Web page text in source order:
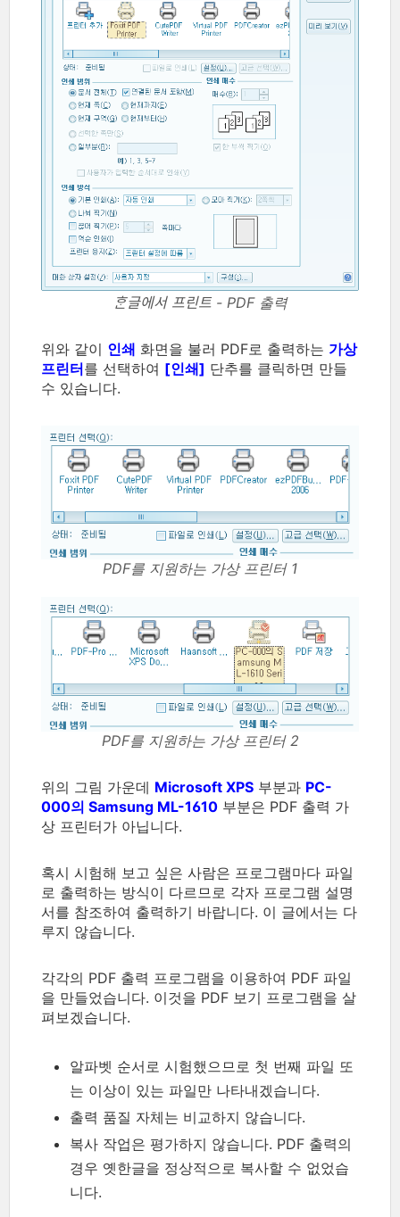
ᄒᆞᆫ글에서 프린트 - PDF 출력
위와 같이 인쇄 화면을 불러 PDF로 출력하는 가상
프린터를 선택하여 [인쇄] 단추를 클릭하면 만들
수 있습니다.
PDF를 지원하는 가상 프린터 1
PDF를 지원하는 가상 프린터 2
위의 그림 가운데 Microsoft XPS 부분과 PC-
000의 Samsung ML-1610 부분은 PDF 출력 가
상 프린터가 아닙니다.
혹시 시험해 보고 싶은 사람은 프로그램마다 파일
로 출력하는 방식이 다르므로 각자 프로그램 설명
서를 참조하여 출력하기 바랍니다. 이 글에서는 다
루지 않습니다.
각각의 PDF 출력 프로그램을 이용하여 PDF 파일
을 만들었습니다. 이것을 PDF 보기 프로그램을 살
펴보겠습니다.
알파벳 순서로 시험했으므로 첫 번째 파일 또
는 이상이 있는 파일만 나타내겠습니다.
출력 품질 자체는 비교하지 않습니다.
복사 작업은 평가하지 않습니다. PDF 출력의
경우 옛한글을 정상적으로 복사할 수 없었습
니다.